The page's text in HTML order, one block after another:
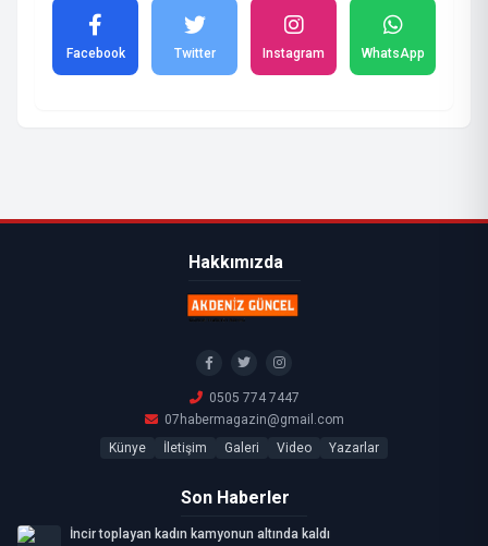
Facebook Twitter Instagram WhatsApp
Hakkımızda
0505 774 7447
07habermagazin@gmail.com
Künye
İletişim Galeri Video Yazarlar
Son Haberler
İncir toplayan kadın kamyonun altında kaldı